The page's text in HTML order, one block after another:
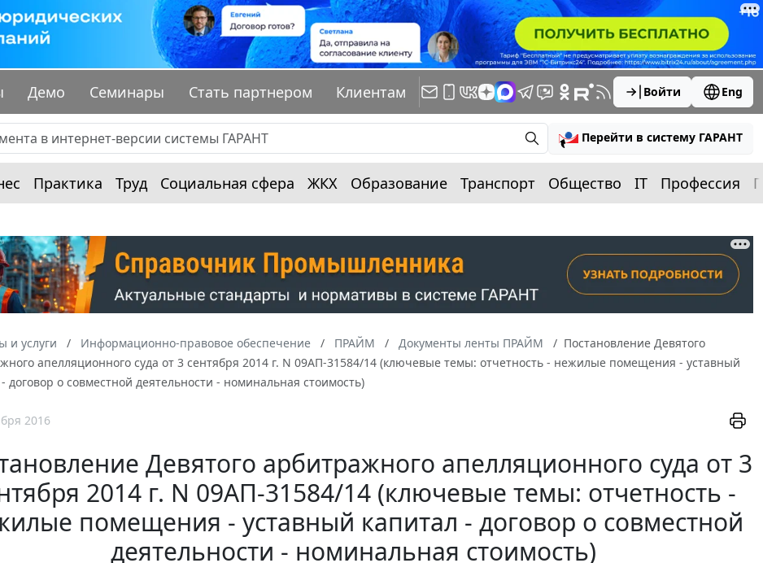
Демо Семинары Стать партнером Клиентам Войти Eng
Перейти в систему ГАРАНТ
Практика Труд Социальная сфера ЖКХ Образование Транспорт Общество IT Профессия
и услуги Информационно-правовое обеспечение ПРАЙМ Документы ленты ПРАЙМ
Постановление Девятого
апелляционного суда от 3 сентября 2014 г. N 09АП-31584/14 (ключевые темы: отчетность - нежилые помещения - уставный
договор о совместной деятельности - номинальная стоимость)
2016
Девятого арбитражного апелляционного суда от 3
2014 г. N 09АП-31584/14 (ключевые темы: отчетность -
помещения - уставный капитал - договор о совместной
деятельности - номинальная стоимость)